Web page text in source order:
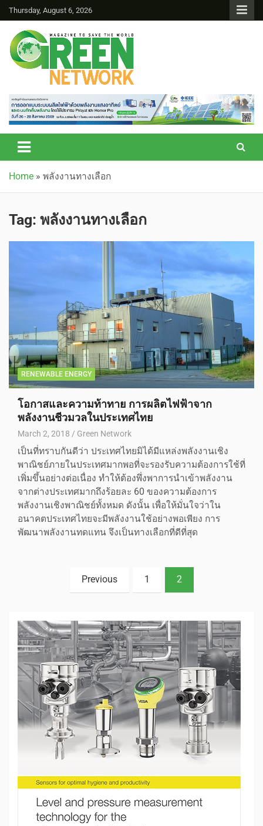
Thursday, August 6, 2026
Green Network
Home » พลังงานทางเลือก
Tag: พลังงานทางเลือก
RENEWABLE ENERGY
โอกาสและความท้าทาย การผลิตไฟฟ้าจาก
พลังงานชีวมวลในประเทศไทย
March 2, 2018 Green Network
เป็นที่ทราบกันดีว่า ประเทศไทยมิได้มีแหล่งพลังงานเชิง
พาณิชย์ภายในประเทศมากพอที่จะรองรับความต้องการใช้ที่
เพิ่มขึ้นอย่างต่อเนื่อง ทำให้ต้องพึ่งพาการนำเข้าพลังงาน
จากต่างประเทศมากถึงร้อยละ 60 ของความต้องการ
พลังงานเชิงพาณิชย์ทั้งหมด ดังนั้น เพื่อให้มั่นใจว่าใน
อนาคตประเทศไทยจะมีพลังงานใช้อย่างพอเพียง การ
พัฒนาพลังงานทดแทน จึงเป็นทางเลือกที่ดีที่สุด
Previous 1 2